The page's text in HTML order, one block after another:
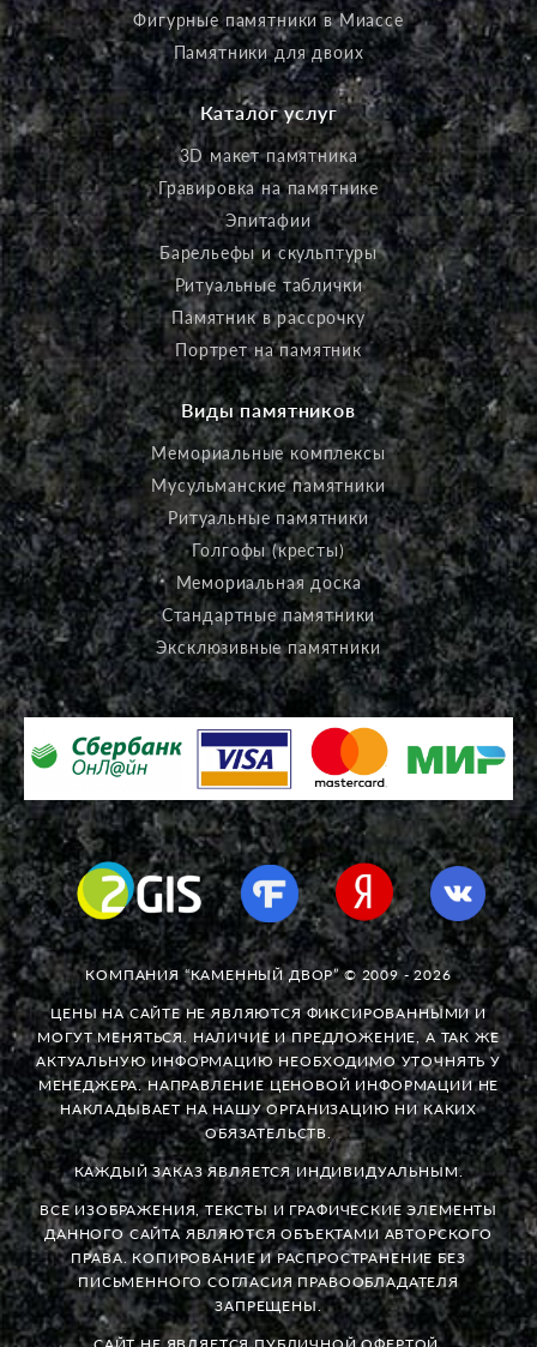
Фигурные памятники в Миассе
Памятники для двоих
Каталог услуг
3D макет памятника
Гравировка на памятнике
Эпитафии
Барельефы и скульптуры
Ритуальные таблички
Памятник в рассрочку
Портрет на памятник
Виды памятников
Мемориальные комплексы
Мусульманские памятники
Ритуальные памятники
Голгофы (кресты)
Мемориальная доска
Стандартные памятники
Эксклюзивные памятники
КОМПАНИЯ “КАМЕННЫЙ ДВОР” © 2009 - 2026
ЦЕНЫ НА САЙТЕ НЕ ЯВЛЯЮТСЯ ФИКСИРОВАННЫМИ И
МОГУТ МЕНЯТЬСЯ. НАЛИЧИЕ И ПРЕДЛОЖЕНИЕ, А ТАК ЖЕ
АКТУАЛЬНУЮ ИНФОРМАЦИЮ НЕОБХОДИМО УТОЧНЯТЬ У
МЕНЕДЖЕРА. НАПРАВЛЕНИЕ ЦЕНОВОЙ ИНФОРМАЦИИ НЕ
НАКЛАДЫВАЕТ НА НАШУ ОРГАНИЗАЦИЮ НИ КАКИХ
ОБЯЗАТЕЛЬСТВ.
КАЖДЫЙ ЗАКАЗ ЯВЛЯЕТСЯ ИНДИВИДУАЛЬНЫМ.
ВСЕ ИЗОБРАЖЕНИЯ, ТЕКСТЫ И ГРАФИЧЕСКИЕ ЭЛЕМЕНТЫ
ДАННОГО САЙТА ЯВЛЯЮТСЯ ОБЪЕКТАМИ АВТОРСКОГО
ПРАВА. КОПИРОВАНИЕ И РАСПРОСТРАНЕНИЕ БЕЗ
ПИСЬМЕННОГО СОГЛАСИЯ ПРАВООБЛАДАТЕЛЯ
ЗАПРЕЩЕНЫ.